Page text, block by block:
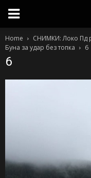
Home
СНИМКИ: Локо Пд
Буна за удар без топка
6
6